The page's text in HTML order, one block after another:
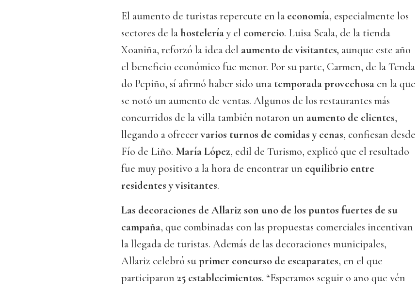
El aumento de turistas repercute en la economía, especialmente los
sectores de lahosteleríay el comercio. Luisa Scala, de la tienda
Xoaniña, reforzó la idea del aumento de visitantes, aunque este año
el beneficio económico fue menor. Por su parte, Carmen, de la Tenda
do Pepiño, sí afirmó haber sido una temporada provechosa en la que
se notó un aumento de ventas. Algunos de los restaurantes más
concurridos de la villa también notaron un aumento de clientes,
llegando a ofrecervarios turnos de comidas y cenas, confiesan desde
Fío de Liño. María López, edil de Turismo, explicó que el resultado
fue muy positivo a la hora de encontrar un equilibrio entre
residentes y visitantes.
Las decoraciones de Allariz son uno de los puntos fuertes de su
campaña, que combinadas con las propuestas comerciales incentivan
la llegada de turistas. Además de las decoraciones municipales,
Allariz celebró suprimer concurso de escaparates, en el que
participaron 25 establecimientos. “Esperamos seguir o ano que vén